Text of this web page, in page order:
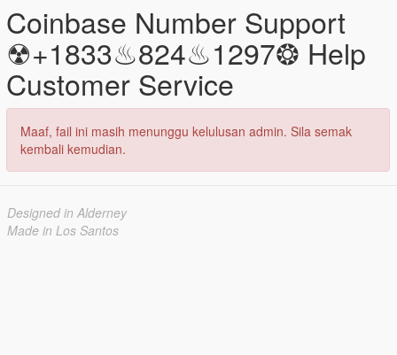
Coinbase Number Support
☢+1833♨824♨1297❂ Help
Customer Service
Maaf, fail ini masih menunggu kelulusan admin. Sila semak
kembali kemudian.
Designed in Alderney
Made in Los Santos